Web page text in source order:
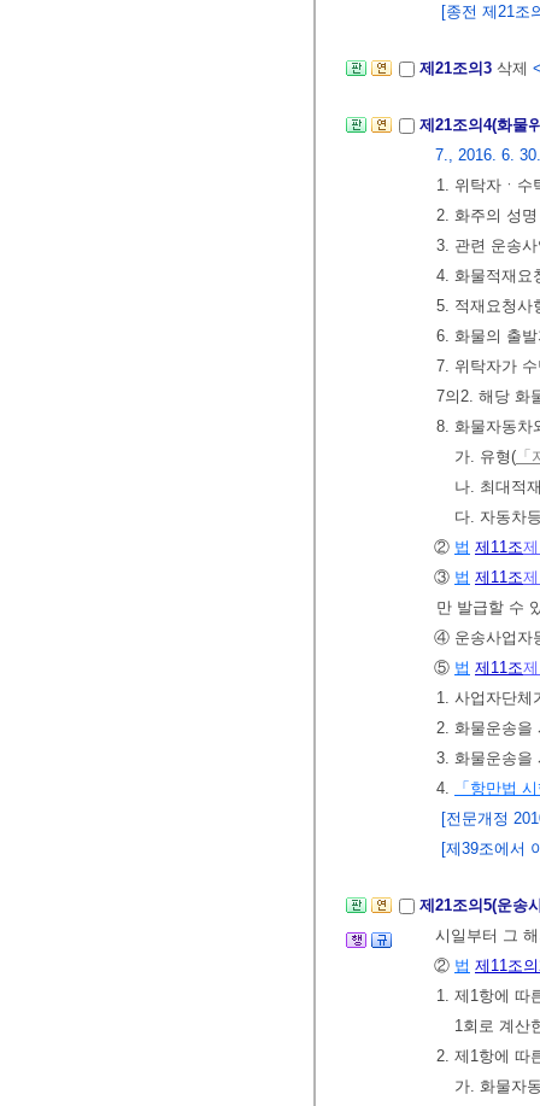
[종전 제21조
제21조의3 삭제
제21조의4(화물
7., 2016. 6.
1. 위탁자ㆍ수
2. 화주의 성
3. 관련 운송
4. 화물적재요
5. 적재요청사
6. 화물의 출
7. 위탁자가
7의2. 해당 화
8. 화물자동차
가. 유형(
나. 최대적
다. 자동차
② 법 제11조
③ 법 제11조
만 발급할 수
④ 운송사업자
⑤ 법 제11조
1. 사업자단체
2. 화물운송
3. 화물운송을
4.
「항만법
[전문개정
[제39조에서
제21조의5(운송
시일부터 그
② 법 제11조
1. 제1항에 따
1회로 계산
2. 제1항에 따
가. 화물자